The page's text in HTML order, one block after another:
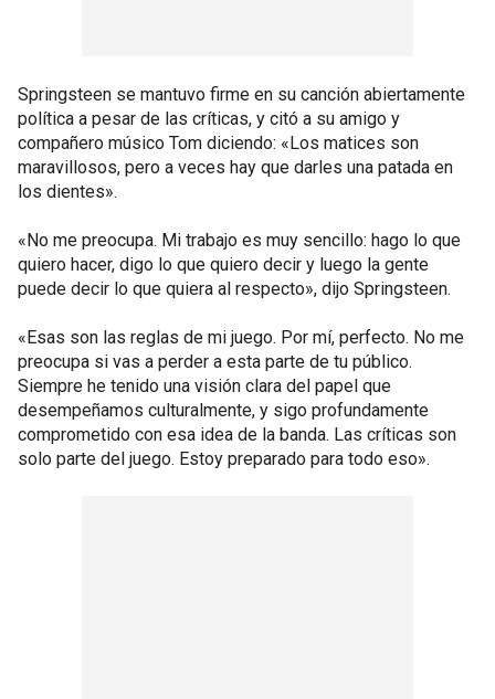
Springsteen se mantuvo firme en su canción abiertamente
política a pesar de las críticas, y citó a su amigo y
compañero músico Tom diciendo: «Los matices son
maravillosos, pero a veces hay que darles una patada en
los dientes».
«No me preocupa. Mi trabajo es muy sencillo: hago lo que
quiero hacer, digo lo que quiero decir y luego la gente
puede decir lo que quiera al respecto», dijo Springsteen.
«Esas son las reglas de mi juego. Por mí, perfecto. No me
preocupa si vas a perder a esta parte de tu público.
Siempre he tenido una visión clara del papel que
desempeñamos culturalmente, y sigo profundamente
comprometido con esa idea de la banda. Las críticas son
solo parte del juego. Estoy preparado para todo eso».